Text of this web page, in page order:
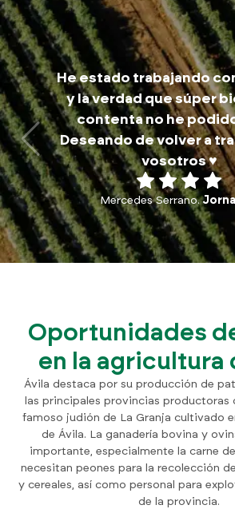
He estado trabajando
y la verdad que súper
contenta no he
Deseando de volver a
vosotros ♥️
Mercedes Serrano.
Oportunidades
en la agricultura
Ávila destaca por su producción de
las principales provincias productoras
famoso judión de La Granja cultivado
de Ávila. La ganadería bovina y
importante, especialmente la carne
necesitan peones para la recolección
y cereales, así como personal para
de la provincia.